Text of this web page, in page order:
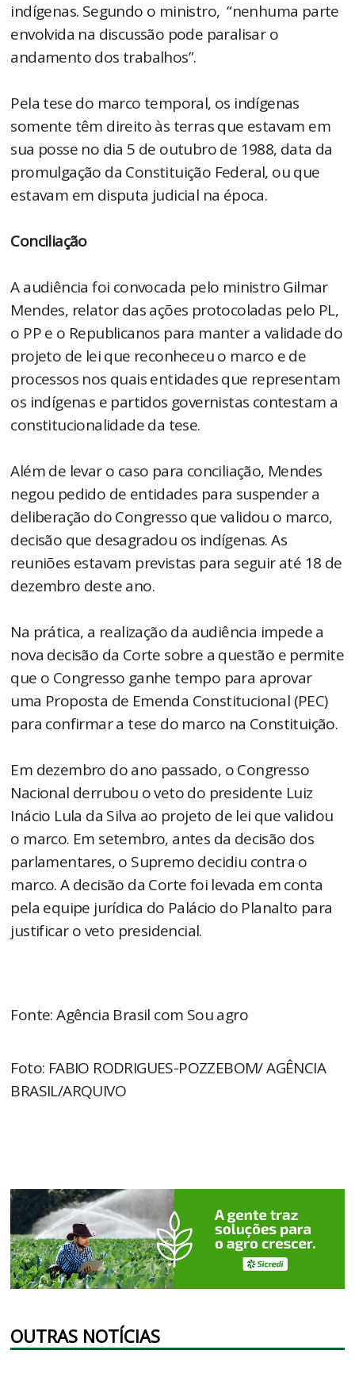
indígenas. Segundo o ministro, “nenhuma parte
envolvida na discussão pode paralisar o
andamento dos trabalhos”.
Pela tese do marco temporal, os indígenas
somente têm direito às terras que estavam em
sua posse no dia 5 de outubro de 1988, data da
promulgação da Constituição Federal, ou que
estavam em disputa judicial na época.
Conciliação
A audiência foi convocada pelo ministro Gilmar
Mendes, relator das ações protocoladas pelo PL,
o PP e o Republicanos para manter a validade do
projeto de lei que reconheceu o marco e de
processos nos quais entidades que representam
os indígenas e partidos governistas contestam a
constitucionalidade da tese.
Além de levar o caso para conciliação, Mendes
negou pedido de entidades para suspender a
deliberação do Congresso que validou o marco,
decisão que desagradou os indígenas. As
reuniões estavam previstas para seguir até 18 de
dezembro deste ano.
Na prática, a realização da audiência impede a
nova decisão da Corte sobre a questão e permite
que o Congresso ganhe tempo para aprovar
uma Proposta de Emenda Constitucional (PEC)
para confirmar a tese do marco na Constituição.
Em dezembro do ano passado, o Congresso
Nacional derrubou o veto do presidente Luiz
Inácio Lula da Silva ao projeto de lei que validou
o marco. Em setembro, antes da decisão dos
parlamentares, o Supremo decidiu contra o
marco. A decisão da Corte foi levada em conta
pela equipe jurídica do Palácio do Planalto para
justificar o veto presidencial.
Fonte: Agência Brasil com Sou agro
Foto: FABIO RODRIGUES-POZZEBOM/ AGÊNCIA
BRASIL/ARQUIVO
OUTRAS NOTÍCIAS